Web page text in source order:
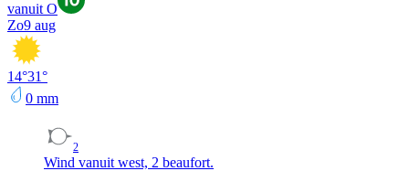
vanuit O
Zo9 aug
14°31°
0 mm
2
Wind vanuit west, 2 beaufort.